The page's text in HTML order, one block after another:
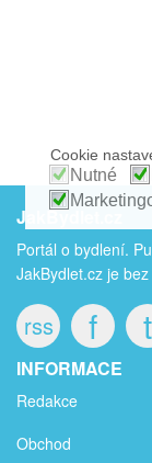
JakBydlet.cz
Portál o bydlení.
JakBydlet.cz je
rss f t
INFORMACE
Redakce
Obchod
Cookie
Nutné